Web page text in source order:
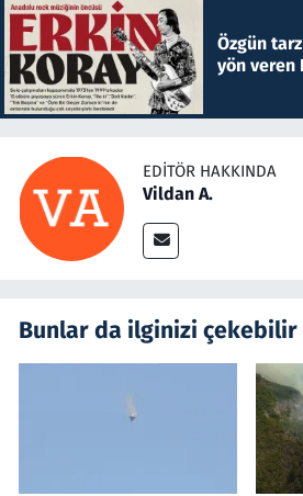
Özgün
yön veren
EDITÖR HAKKINDA
Vildan A.
Bunlar da ilginizi çekebilir